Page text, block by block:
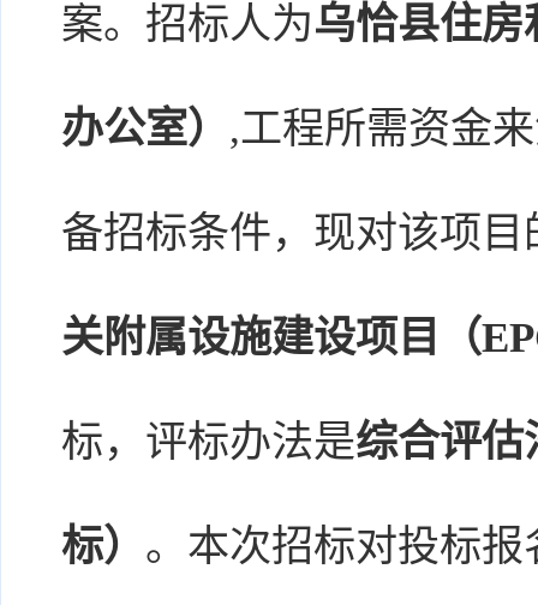
案。招标人为乌恰县住
办公室） ,工程所需资金
备招标条件，现对该项目
关附属设施建设项目（
标，评标办法是综合评估
标） 。本次招标对投标